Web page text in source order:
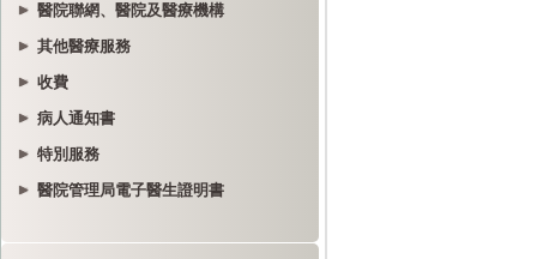
醫院聯網、醫院及醫療機構
其他醫療服務
收費
病人通知書
特別服務
醫院管理局電子醫生證明書